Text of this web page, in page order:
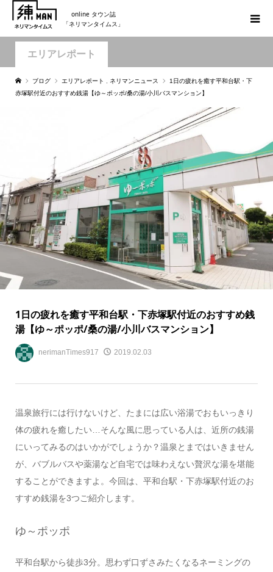
online タウン誌
「ネリマンタイムス」
エリアレポート
ブログ エリアレポート ネリマンニュース
1日の疲れを癒す平和台駅・下
赤塚駅付近のおすすめ銭湯【ゆ～ポッポ/桑の湯/小川バスマンション】
1日の疲れを癒す平和台駅・下赤塚駅付近のおすすめ銭
湯【ゆ～ポッポ/桑の湯/小川バスマンション】
nerimanTimes917 2019.02.03
温泉旅行には行けないけど、たまには広い浴湯でおもいっきり
体の疲れを癒したい…そんな風に思っている人は、近所の銭湯
にいってみるのはいかがでしょうか？温泉とまではいきません
が、バブルバスや薬湯など自宅では味わえない贅沢な湯を堪能
することができますよ。今回は、平和台駅・下赤塚駅付近のお
すすめ銭湯を3つご紹介します。
ゆ～ポッポ
平和台駅から徒歩3分。思わず口ずさみたくなるネーミングの